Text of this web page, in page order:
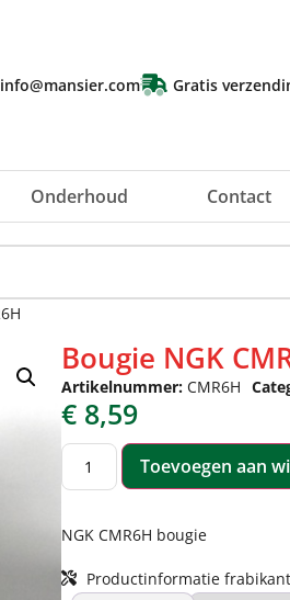
Gratis
Onderhoud Contact
Bougie NGK
Artikelnummer: CMR6H
€ 8,59
Toevoegen aan
NGK CMR6H bougie
Productinformatie frabikant